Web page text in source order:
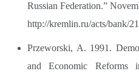
Russian Federation.”
http://kremlin.ru/acts/bank/
Przeworski, A. 1991.
and Economic Reforms